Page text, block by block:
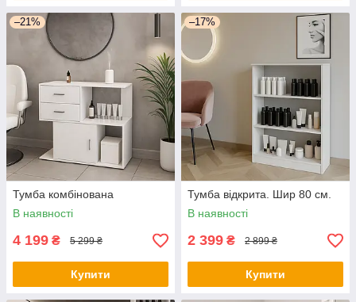
–21%
Тумба комбінована
В наявності
4 199 ₴ 5 299 ₴
Купити
–17%
Тумба відкрита. Шир 80 см.
В наявності
2 399 ₴ 2 899 ₴
Купити